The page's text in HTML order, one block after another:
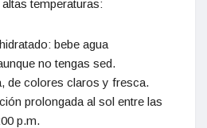
temperaturas:
bebe agua
no tengas sed.
de colores claros y fresca.
prolongada al sol entre las
p.m.